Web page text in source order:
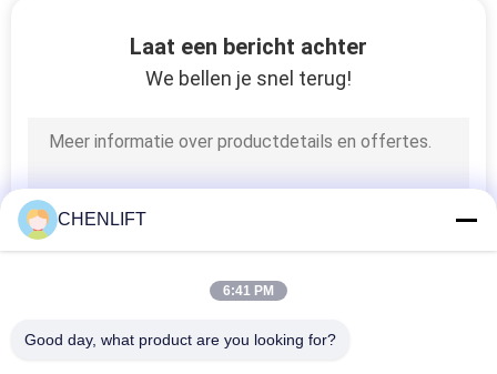
Verticale lift zonder
olie
Laat een bericht achter
We bellen je snel terug!
CHENLIFT
6:41 PM
Good day, what product are you looking for?